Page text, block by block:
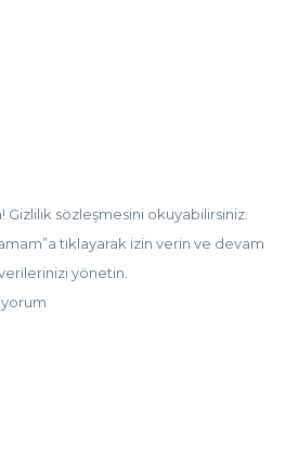
Gizlilik sözleşmesini okuyabilirsiniz.
tıklayarak izin verin ve devam
yönetin.